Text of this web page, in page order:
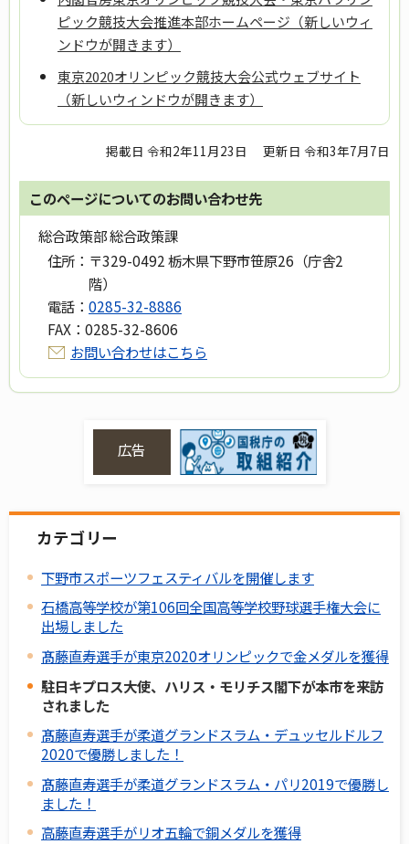
ピック競技大会推進本部ホームページ（新しいウィ
ンドウが開きます）
東京2020オリンピック競技大会公式ウェブサイト
（新しいウィンドウが開きます）
掲載日 令和2年11月23日 更新日 令和3年7月7日
このページについてのお問い合わせ先
総合政策部 総合政策課
住所： 〒329-0492 栃木県下野市笹原26（庁舎2
階）
電話： 0285-32-8886
FAX： 0285-32-8606
お問い合わせはこちら
広告
カテゴリー
下野市スポーツフェスティバルを開催します
石橋高等学校が第106回全国高等学校野球選手権大会に
出場しました
髙藤直寿選手が東京2020オリンピックで金メダルを獲得
駐日キプロス大使、ハリス・モリチス閣下が本市を来訪
されました
髙藤直寿選手が柔道グランドスラム・デュッセルドルフ
2020で優勝しました！
髙藤直寿選手が柔道グランドスラム・パリ2019で優勝し
ました！
高藤直寿選手がリオ五輪で銅メダルを獲得